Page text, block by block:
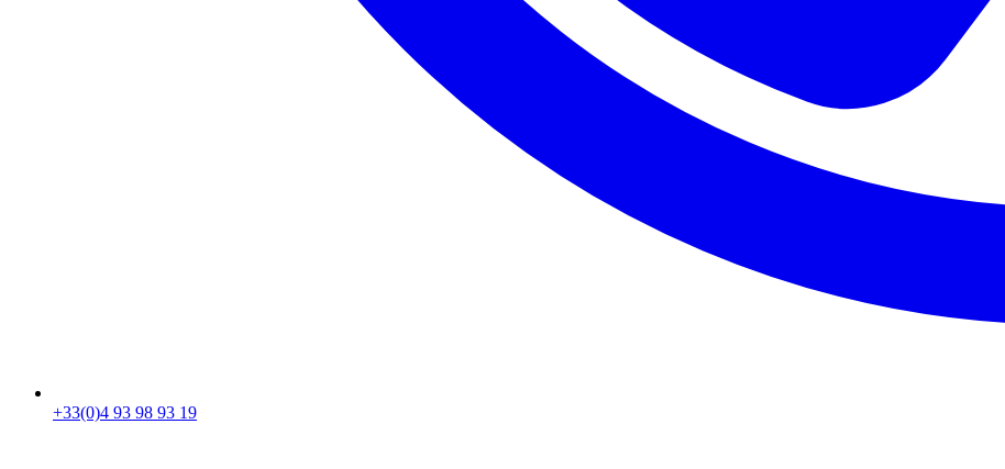
+33(0)4 93 98 93 19